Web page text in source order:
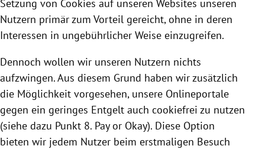
Setzung von Cookies auf unseren Websites unseren
Nutzern primär zum Vorteil gereicht, ohne in deren
Interessen in ungebührlicher Weise einzugreifen.
Dennoch wollen wir unseren Nutzern nichts
aufzwingen. Aus diesem Grund haben wir zusätzlich
die Möglichkeit vorgesehen, unsere Onlineportale
gegen ein geringes Entgelt auch cookiefrei zu nutzen
(siehe dazu Punkt 8. Pay or Okay). Diese Option
bieten wir jedem Nutzer beim erstmaligen Besuch